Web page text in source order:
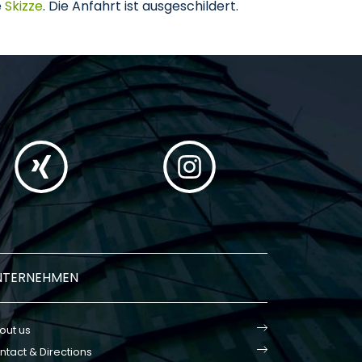
Skizze. Die Anfahrt ist ausgeschildert.
us
& Directions